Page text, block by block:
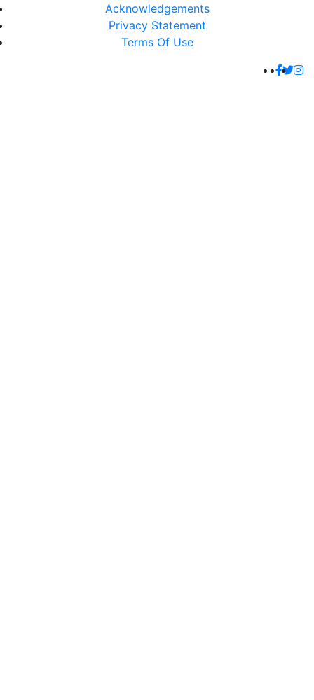
Acknowledgements
Privacy Statement
Terms Of Use